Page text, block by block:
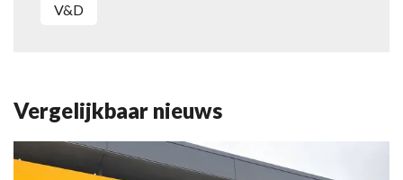
V&D
Vergelijkbaar nieuws